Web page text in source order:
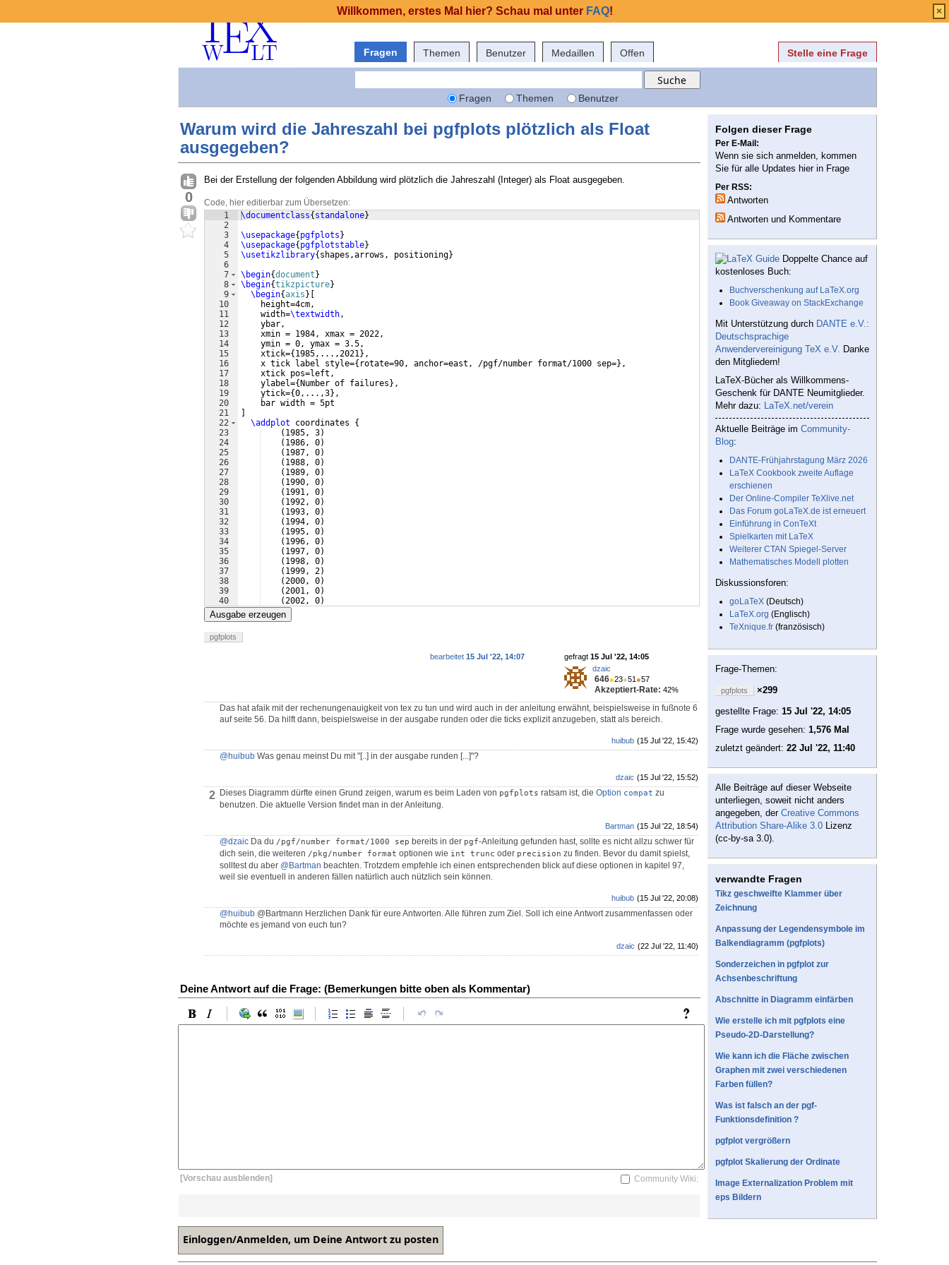
Fragen Themen Benutzer Medaillen Offen Stelle eine Frage
Fragen Themen Benutzer
Warum wird die Jahreszahl bei pgfplots plötzlich als Float
ausgegeben?
0
Bei der Erstellung der folgenden Abbildung wird plötzlich die Jahreszahl (Integer) als Float ausgegeben.
Code, hier editierbar zum Übersetzen:
1
2
3
4
5
6
7
8
9
10
11
12
13
14
15
16
17
18
19
20
21
22
23
24
25
26
27
28
29
30
31
32
33
34
35
36
37
38
39
40
41
\documentclass{ standalone}
\usepackage{ pgfplots }
\usepackage{ pgfplotstable}
\usetikzlibrary{ shapes,arrows, positioning}
\begin{document }
\begin{tikzpicture}
\begin{axis }
    height=4cm,
    width=
\textwidth,
    ybar,
    xmin = 1984, xmax = 2022,
    ymin = 0, ymax = 3.5,
    xtick=
{ 1985,...,2021} ,
    x tick label style=
{ rotate=90, anchor=east, /pgf/number format/1000 sep=} ,
    xtick pos=left,
    ylabel=
{ Number of failures } ,
    ytick=
{0,...,3} ,
    bar width = 5pt
\addplot coordinates {
( 1985, 3)
( 1986, 0)
( 1987, 0)
( 1988, 0)
( 1989, 0)
( 1990, 0)
( 1991, 0)
( 1992, 0)
( 1993, 0)
( 1994, 0)
( 1995, 0)
( 1996, 0)
( 1997, 0)
( 1998, 0)
( 1999, 2)
(2000, 0)
(2001, 0)
(2002, 0)
(2003, 0
Ausgabe erzeugen
pgfplots
gefragt 15 Jul '22, 14:05
dzaic
646●23●51 ●57
Akzeptiert-Rate: 42%
bearbeitet 15 Jul '22, 14:07
Das hat afaik mit der rechenungenauigkeit von tex zu tun und wird auch in der anleitung erwähnt, beispielsweise in fußnote 6
auf seite 56. Da hilft dann, beispielsweise in der ausgabe runden oder die ticks explizit anzugeben, statt als bereich.
(15 Jul '22, 15:42)
huibub
@huibub Was genau meinst Du mit "[..] in der ausgabe runden [...]"?
(15 Jul '22, 15:52)
dzaic
2 Dieses Diagramm dürfte einen Grund zeigen, warum es beim Laden von pgfplots ratsam ist, die Option compat zu
benutzen. Die aktuelle Version findet man in der Anleitung.
(15 Jul '22, 18:54)
Bartman
@dzaic Da du /pgf/number format/1000 sep bereits in der pgf-Anleitung gefunden hast, sollte es nicht allzu schwer für
dich sein, die weiteren /pkg/number format optionen wie int trunc oder precision zu finden. Bevor du damit spielst,
solltest du aber @Bartman beachten. Trotzdem empfehle ich einen entsprechenden blick auf diese optionen in kapitel 97,
weil sie eventuell in anderen fällen natürlich auch nützlich sein können.
(15 Jul '22, 20:08)
huibub
@huibub @Bartmann Herzlichen Dank für eure Antworten. Alle führen zum Ziel. Soll ich eine Antwort zusammenfassen oder
möchte es jemand von euch tun?
(22 Jul '22, 11:40)
dzaic
Deine Antwort auf die Frage: (Bemerkungen bitte oben als Kommentar)
[Vorschau ausblenden] Community Wiki:
Folgen dieser Frage
Per E-Mail:
Wenn sie sich anmelden, kommen
Sie für alle Updates hier in Frage
Per RSS:
Antworten
Antworten und Kommentare
Doppelte Chance auf
kostenloses Buch:
Buchverschenkung auf LaTeX.org
Book Giveaway on StackExchange
Mit Unterstützung durch DANTE e.V.:
Deutschsprachige
Anwendervereinigung TeX e.V. Danke
den Mitgliedern!
LaTeX-Bücher als Willkommens-
Geschenk für DANTE Neumitglieder.
Mehr dazu: LaTeX.net/verein
Aktuelle Beiträge im Community-
Blog:
DANTE-Frühjahrstagung März 2026
LaTeX Cookbook zweite Auflage
erschienen
Der Online-Compiler TeXlive.net
Das Forum goLaTeX.de ist erneuert
Einführung in ConTeXt
Spielkarten mit LaTeX
Weiterer CTAN Spiegel-Server
Mathematisches Modell plotten
Diskussionsforen:
goLaTeX (Deutsch)
LaTeX.org (Englisch)
TeXnique.fr (französisch)
Frage-Themen:
pgfplots
×299
gestellte Frage: 15 Jul '22, 14:05
Frage wurde gesehen: 1,576 Mal
zuletzt geändert: 22 Jul '22, 11:40
Alle Beiträge auf dieser Webseite
unterliegen, soweit nicht anders
angegeben, der Creative Commons
Attribution Share-Alike 3.0 Lizenz
(cc-by-sa 3.0).
verwandte Fragen
Tikz geschweifte Klammer über
Zeichnung
Anpassung der Legendensymbole im
Balkendiagramm (pgfplots)
Sonderzeichen in pgfplot zur
Achsenbeschriftung
Abschnitte in Diagramm einfärben
Wie erstelle ich mit pgfplots eine
Pseudo-2D-Darstellung?
Wie kann ich die Fläche zwischen
Graphen mit zwei verschiedenen
Farben füllen?
Was ist falsch an der pgf-
Funktionsdefinition ?
pgfplot vergrößern
pgfplot Skalierung der Ordinate
Image Externalization Problem mit
eps Bildern
Willkommen, erstes Mal hier? Schau mal unter FAQ! ×